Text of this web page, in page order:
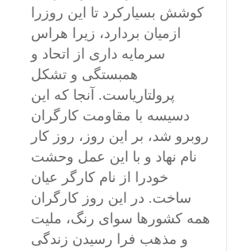
کوشش بسیارکرد تا این روزرا
ازمیان بردارد، زیرا هراس
سرمایه داری از اتحاد و
همبستگی و تشکل
پرولتاریاست. آنجا که این
دسیسه با مقاومت کارگران
روبرو شد، بر این روز، روز کار
نام نهاد و با این عمل وحشت
خودرا از نام کارگر عیان
ساخت. در این روز کارگران
همه کشورها سوای رنگ، ملیت
و مذهب فرا رسیدن زندگی